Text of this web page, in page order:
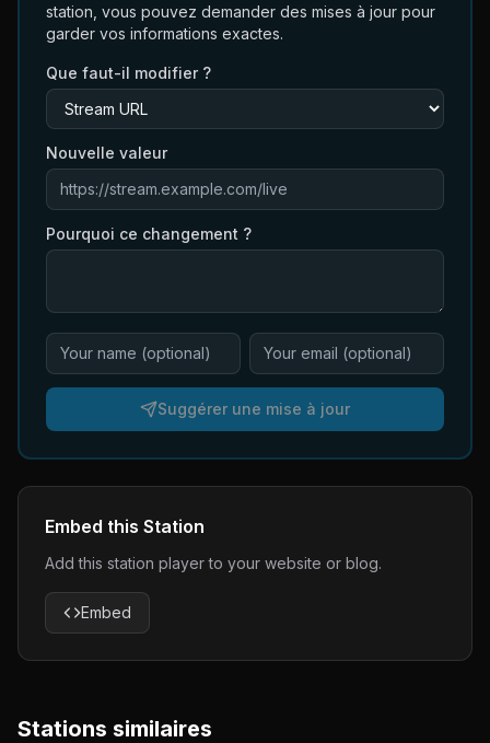
station, vous pouvez demander des mises à jour pour
garder vos informations exactes.
Que faut-il modifier ?
Nouvelle valeur
Pourquoi ce changement ?
Suggérer une mise à jour
Embed this Station
Add this station player to your website or blog.
Embed
Stations similaires